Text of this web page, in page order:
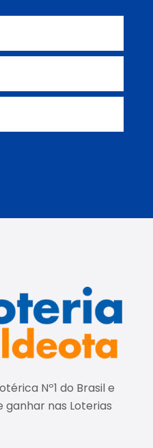
Nº1 do Brasil e
ganhar nas Loterias